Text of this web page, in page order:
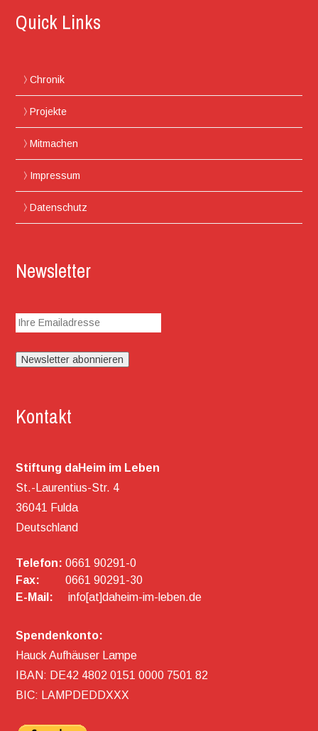
Quick Links
Chronik
Projekte
Mitmachen
Impressum
Datenschutz
Newsletter
Kontakt
Stiftung daHeim im Leben
St.-Laurentius-Str. 4
36041 Fulda
Deutschland
Telefon: 0661 90291-0
Fax:
0661 90291-30
E-Mail:
info[at]daheim-im-leben.de
Spendenkonto:
Hauck Aufhäuser Lampe
IBAN: DE42 4802 0151 0000 7501 82
BIC: LAMPDEDDXXX